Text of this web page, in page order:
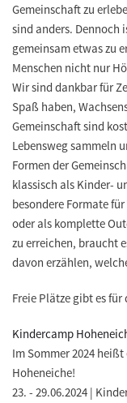
Gemeinschaft zu
sind anders. Dennoch
gemeinsam etwas zu
Menschen nicht nur
Wir sind dankbar für
Spaß haben,
Gemeinschaft sind
Lebensweg sammeln
Formen der
klassisch als Kinder-
besondere Formate
oder als komplette
zu erreichen, braucht
davon erzählen,
Freie Plätze gibt es für
Kindercamp
Im Sommer 2024
Hoheneiche!
23. - 29.06.2024 |